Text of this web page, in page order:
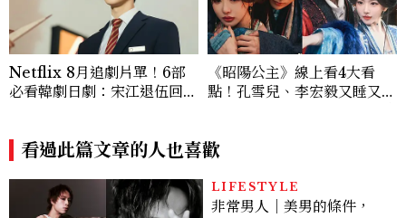
Netflix 8月追劇片單！6部
必看韓劇日劇：宋江退伍回歸
《昭陽公主》線上看4大看
點！孔雪兒、李宏毅又睡又鬥
看過此篇文章的人也喜歡
LIFESTYLE
非常男人｜美男的條件，